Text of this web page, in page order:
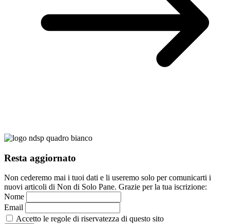
Resta aggiornato
Non cederemo mai i tuoi dati e li useremo solo per comunicarti i
nuovi articoli di Non di Solo Pane. Grazie per la tua iscrizione:
Nome
Email
Accetto le regole di riservatezza di questo sito